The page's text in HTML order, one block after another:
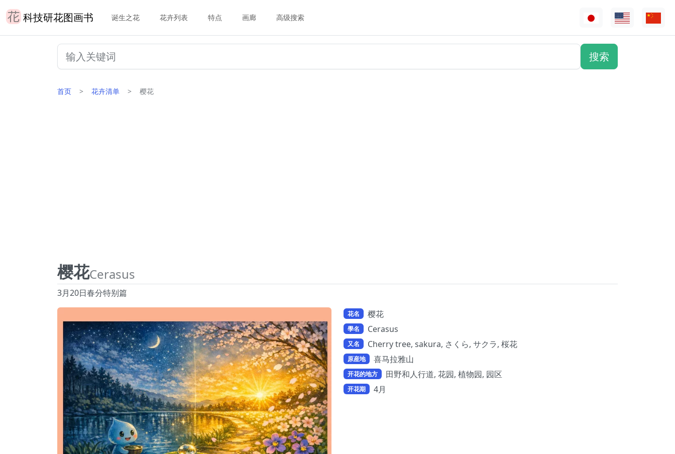
科技研花图画书 诞生之花 花卉列表 特点 画廊 高级搜索
首页 花卉清单 樱花
樱花Cerasus
3月20日春分特别篇
花名 樱花
學名 Cerasus
又名 Cherry tree, sakura, さくら, サクラ, 桜花
原産地 喜马拉雅山
开花的地方 田野和人行道, 花园, 植物园, 园区
开花期 4月